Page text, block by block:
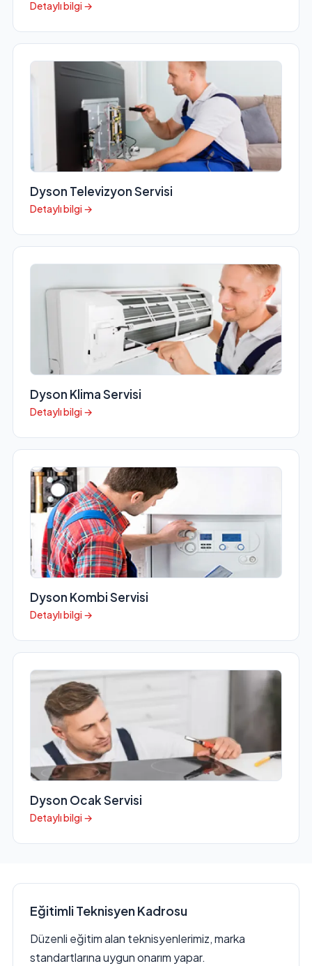
Detaylı bilgi →
Dyson Televizyon Servisi
Detaylı bilgi →
Dyson Klima Servisi
Detaylı bilgi →
Dyson Kombi Servisi
Detaylı bilgi →
Dyson Ocak Servisi
Detaylı bilgi →
Eğitimli Teknisyen Kadrosu
Düzenli eğitim alan teknisyenlerimiz, marka
standartlarına uygun onarım yapar.